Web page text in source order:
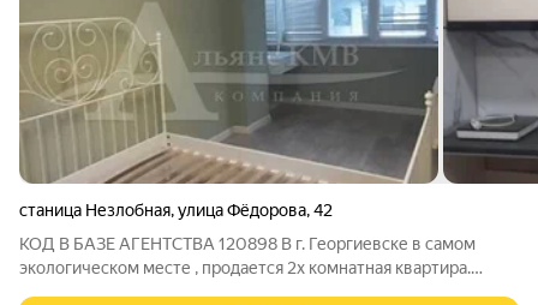
станица Незлобная,улица Фёдорова,42
КОД В БАЗЕ АГЕНТСТВА 120898 В г. Георгиевске в самом
экологическом месте , продается 2х комнатная квартира.